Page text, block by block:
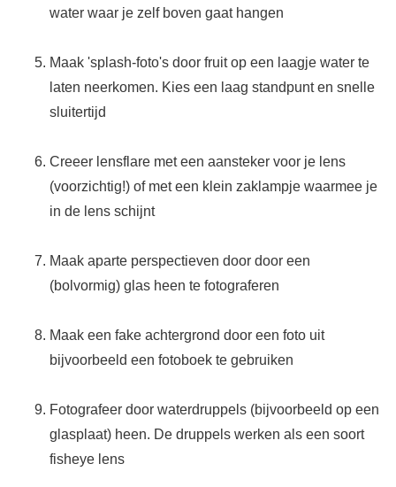
water waar je zelf boven gaat hangen
Maak 'splash-foto's door fruit op een laagje water te
laten neerkomen. Kies een laag standpunt en snelle
sluitertijd
Creeer lensflare met een aansteker voor je lens
(voorzichtig!) of met een klein zaklampje waarmee je
in de lens schijnt
Maak aparte perspectieven door door een
(bolvormig) glas heen te fotograferen
Maak een fake achtergrond door een foto uit
bijvoorbeeld een fotoboek te gebruiken
Fotografeer door waterdruppels (bijvoorbeeld op een
glasplaat) heen. De druppels werken als een soort
fisheye lens